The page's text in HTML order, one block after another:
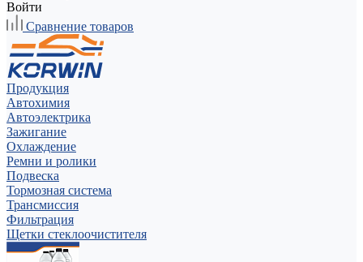
Войти
Сравнение товаров
Продукция
Автохимия
Автоэлектрика
Зажигание
Охлаждение
Ремни и ролики
Подвеска
Тормозная система
Трансмиссия
Фильтрация
Щетки стеклоочистителя